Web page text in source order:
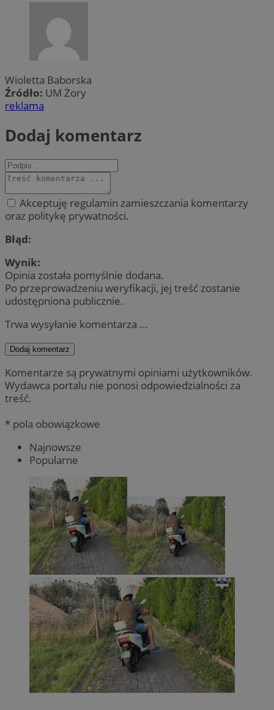
Wioletta Baborska
Źródło: UM Żory
reklama
Dodaj komentarz
Akceptuję regulamin zamieszczania komentarzy
oraz politykę prywatności.
Błąd:
Wynik:
Opinia została pomyślnie dodana.
Po przeprowadzeniu weryfikacji, jej treść zostanie
udostępniona publicznie.
Trwa wysyłanie komentarza ...
Dodaj komentarz
Komentarze są prywatnymi opiniami użytkowników.
Wydawca portalu nie ponosi odpowiedzialności za
treść.
* pola obowiązkowe
Najnowsze
Popularne